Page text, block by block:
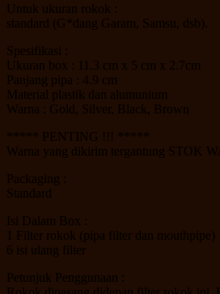
Untuk ukuran rokok :
standard (G*dang Garam, Samsu, dsb).
Spesifikasi :
Ukuran box : 11.3 cm x 5 cm x 2.7cm
Panjang pipa : 4.9 cm
Material plastik dan alumunium
Warna : Gold, Silver, Black, Brown
***** PENTING !!! *****
Warna yang dikirim tergantung STOK
Packaging :
Standard
Isi Dalam Box :
1 Filter rokok (pipa filter dan mouthpipe)
6 isi ulang filter
Petunjuk Penggunaan :